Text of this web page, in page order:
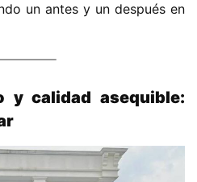
un antes y un después en
y calidad asequible: